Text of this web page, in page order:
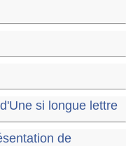
si longue lettre
de